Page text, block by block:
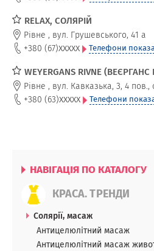
RELAX, СОЛЯРІЙ
Рівне , вул. Грушевського, 41 а
+380 (67)xxxxx Телефони
WEYERGANS RIVNE
Рівне , вул. Кавказька, 3, 4 пов.,
+380 (63)xxxxx Телефони
НАВІГАЦІЯ ПО КАТАЛОГУ
КРАСА. ТРЕНДИ
Солярії, масаж
Антицелюлітний масаж
Антицелюлітний масаж